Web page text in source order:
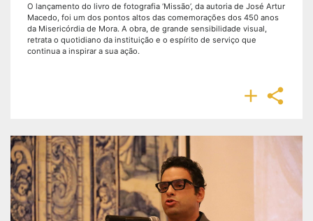
O lançamento do livro de fotografia ‘Missão’, da autoria de José Artur
Macedo, foi um dos pontos altos das comemorações dos 450 anos
da Misericórdia de Mora. A obra, de grande sensibilidade visual,
retrata o quotidiano da instituição e o espírito de serviço que
continua a inspirar a sua ação.
 